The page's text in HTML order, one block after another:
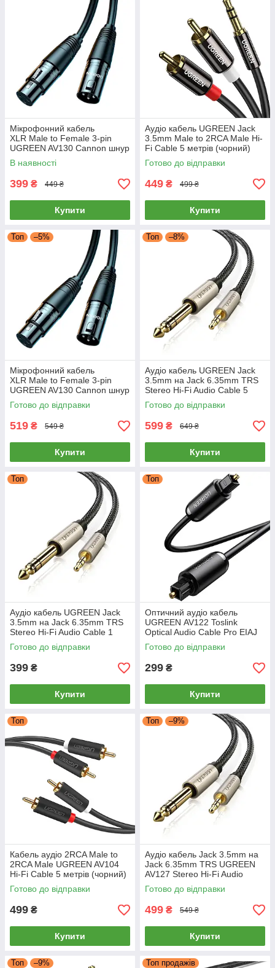
Мікрофонний кабель
XLR Male to Female 3-pin
UGREEN AV130 Cannon шнур
подовжувач для мікшера
підсилювача 3 метри
В наявності
399 ₴ 449 ₴
Купити
Аудіо кабель UGREEN Jack
3.5mm Male to 2RCA Male Hi-
Fi Cable 5 метрів (чорний)
AV116
Готово до відправки
449 ₴ 499 ₴
Купити
Топ –5%
Мікрофонний кабель
XLR Male to Female 3-pin
UGREEN AV130 Cannon шнур
подовжувач для мікшера
підсилювача 5 метрів
Готово до відправки
519 ₴ 549 ₴
Купити
Топ –8%
Аудіо кабель UGREEN Jack
3.5mm на Jack 6.35mm TRS
Stereo Hi-Fi Audio Cable 5
метрів (сірий) AV127
Готово до відправки
599 ₴ 649 ₴
Купити
Топ
Аудіо кабель UGREEN Jack
3.5mm на Jack 6.35mm TRS
Stereo Hi-Fi Audio Cable 1
метр (сірий) AV127
Готово до відправки
399 ₴
Купити
Топ
Оптичний аудіо кабель
UGREEN AV122 Toslink
Optical Audio Cable Pro EIAJ
S/PDIF 2m (чорний)
Готово до відправки
299 ₴
Купити
Топ
Кабель аудіо 2RCA Male to
2RCA Male UGREEN AV104
Hi-Fi Cable 5 метрів (чорний)
Готово до відправки
499 ₴
Купити
Топ –9%
Аудіо кабель Jack 3.5mm на
Jack 6.35mm TRS UGREEN
AV127 Stereo Hi-Fi Audio
Cable 3 метри (сірий)
Готово до відправки
499 ₴ 549 ₴
Купити
Топ –9% Топ продажів